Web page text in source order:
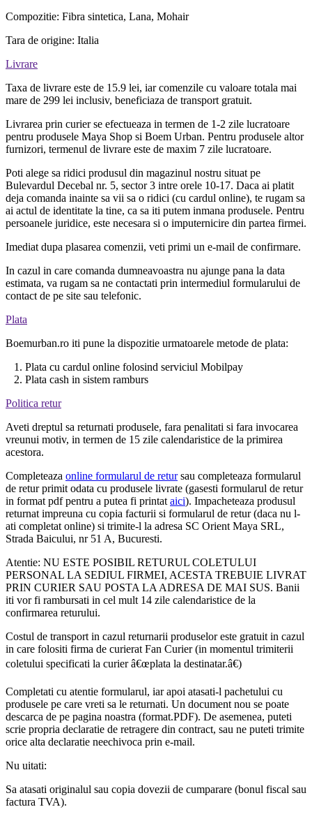
Compozitie: Fibra sintetica, Lana, Mohair
Tara de origine: Italia
Livrare
Taxa de livrare este de 15.9 lei, iar comenzile cu valoare totala mai
mare de 299 lei inclusiv, beneficiaza de transport gratuit.
Livrarea prin curier se efectueaza in termen de 1-2 zile lucratoare
pentru produsele Maya Shop si Boem Urban. Pentru produsele altor
furnizori, termenul de livrare este de maxim 7 zile lucratoare.
Poti alege sa ridici produsul din magazinul nostru situat pe
Bulevardul Decebal nr. 5, sector 3 intre orele 10-17. Daca ai platit
deja comanda inainte sa vii sa o ridici (cu cardul online), te rugam sa
ai actul de identitate la tine, ca sa iti putem inmana produsele. Pentru
persoanele juridice, este necesara si o imputernicire din partea firmei.
Imediat dupa plasarea comenzii, veti primi un e-mail de confirmare.
In cazul in care comanda dumneavoastra nu ajunge pana la data
estimata, va rugam sa ne contactati prin intermediul formularului de
contact de pe site sau telefonic.
Plata
Boemurban.ro iti pune la dispozitie urmatoarele metode de plata:
1. Plata cu cardul online folosind serviciul Mobilpay
2. Plata cash in sistem ramburs
Politica retur
Aveti dreptul sa returnati produsele, fara penalitati si fara invocarea
vreunui motiv, in termen de 15 zile calendaristice de la primirea
acestora.
Completeaza online formularul de retursau completeaza formularul
de retur primit odata cu produsele livrate (gasesti formularul de retur
in format pdf pentru a putea fi printataici). Impacheteaza produsul
returnat impreuna cu copia facturii si formularul de retur (daca nu l-
ati completat online) si trimite-l la adresa SC Orient Maya SRL,
Strada Baicului, nr 51 A, Bucuresti.
Atentie: NU ESTE POSIBIL RETURUL COLETULUI
PERSONAL LA SEDIUL FIRMEI, ACESTA TREBUIE LIVRAT
PRIN CURIER SAU POSTA LA ADRESA DE MAI SUS. Banii
iti vor fi rambursati in cel mult 14 zile calendaristice de la
confirmarea returului.
Costul de transport in cazul returnarii produselor este gratuit in cazul
in care folositi firma de curierat Fan Curier (in momentul trimiterii
coletului specificati la curier â€œplata la destinatar.â€)
Completati cu atentie formularul, iar apoi atasati-l pachetului cu
produsele pe care vreti sa le returnati. Un document nou se poate
descarca de pe pagina noastra (format.PDF). De asemenea, puteti
scrie propria declaratie de retragere din contract, sau ne puteti trimite
orice alta declaratie neechivoca prin e-mail.
Nu uitati:
Sa atasati originalul sau copia dovezii de cumparare (bonul fiscal sau
factura TVA).